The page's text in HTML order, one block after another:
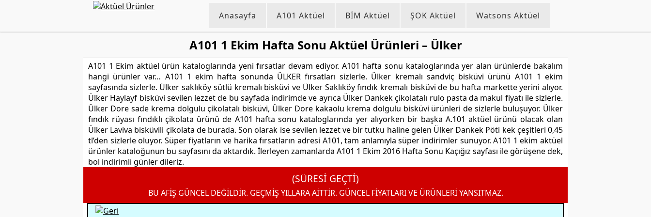
Anasayfa A101 Aktüel BİM Aktüel ŞOK Aktüel Watsons Aktüel
A101 1 Ekim Hafta Sonu Aktüel Ürünleri – Ülker
A101 1 Ekim aktüel ürün kataloglarında yeni fırsatlar devam ediyor. A101 hafta sonu kataloglarında yer alan ürünlerde bakalım
hangi ürünler var… A101 1 ekim hafta sonunda ÜLKER fırsatları sizlerle. Ülker kremalı sandviç bisküvi ürünü A101 1 ekim
sayfasında sizlerle. Ülker saklıköy sütlü kremalı bisküvi ve Ülker Saklıköy fındık kremalı bisküvi de bu hafta markette yerini alıyor.
Ülker Haylayf bisküvi sevilen lezzet de bu sayfada indirimde ve ayrıca Ülker Dankek çikolatalı rulo pasta da makul fiyatı ile sizlerle.
Ülker Dore sade krema dolgulu çikolatalı bisküvi, Ülker Dore kakaolu krema dolgulu bisküvi ürünleri de sizlerle buluşuyor. Ülker
fındık rüyası fındıklı çikolata ürünü de A101 hafta sonu kataloglarında yer alıyorken bir başka A.101 aktüel ürünü olacak olan
Ülker Laviva bisküvili çikolata de burada. Son olarak ise sevilen lezzet ve bir tutku haline gelen Ülker Dankek Pöti kek çeşitleri 0,45
tl’den sizlerle oluyor. Süper fiyatların ve harika fırsatların adresi A101, tam anlamıyla süper indirimler sunuyor. A101 1 ekim aktüel
ürünler kataloğunun bu sayfasını da aktardık. İlerleyen zamanlarda A101 1 Ekim 2016 Hafta Sonu Kaçığız sayfası ile görüşene dek,
bol indirimli günler dileriz.
(SÜRESİ GEÇTİ)
BU AFİŞ GÜNCEL DEĞİLDİR. GEÇMİŞ YILLARA AİTTİR. GÜNCEL FİYATLARI VE ÜRÜNLERİ YANSITMAZ.